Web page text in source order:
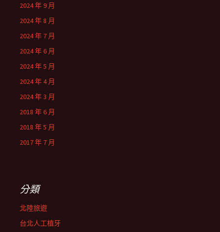
2024 年 9 月
2024 年 8 月
2024 年 7 月
2024 年 6 月
2024 年 5 月
2024 年 4 月
2024 年 3 月
2018 年 6 月
2018 年 5 月
2017 年 7 月
分類
北陸旅遊
台北人工植牙